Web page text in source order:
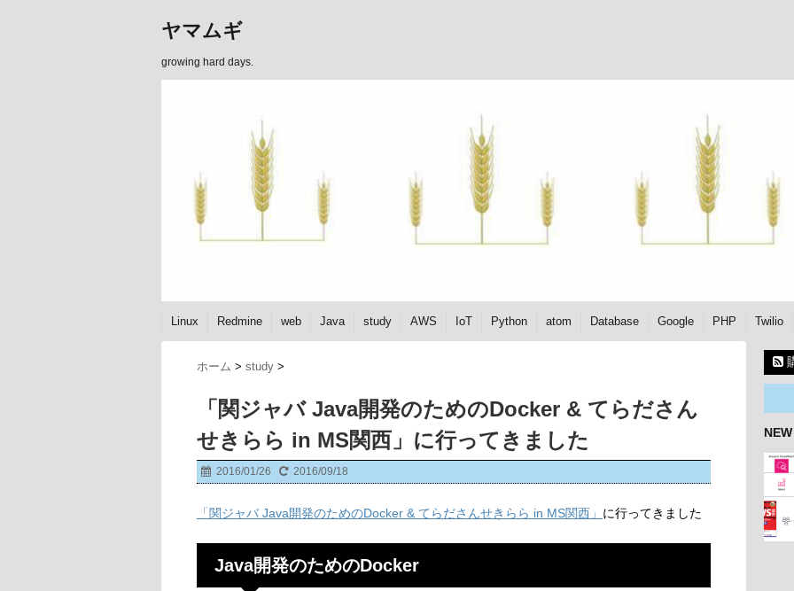
ヤマムギ
growing hard days.
Linux Redmine web Java study AWS IoT Python atom Database Google PHP Twilio
ホーム > study >
「関ジャバ Java開発のためのDocker & てらださん
せきらら in MS関西」に行ってきました
2016/01/26 2016/09/18
「関ジャバ Java開発のためのDocker & てらださんせきらら in MS関西」 に行ってきました
Java開発のためのDocker